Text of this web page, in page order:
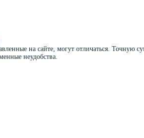
на сайте, могут отличаться. Точную
неудобства.